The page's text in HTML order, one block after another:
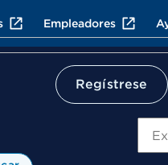
Empleadores
Regístrese